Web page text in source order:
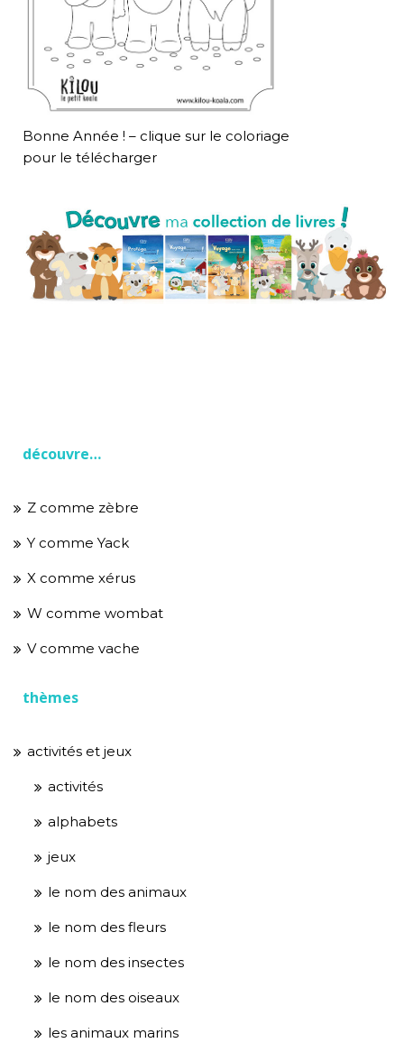
Bonne Année ! – clique sur le coloriage
pour le télécharger
découvre…
Z comme zèbre
Y comme Yack
X comme xérus
W comme wombat
V comme vache
thèmes
activités et jeux
activités
alphabets
jeux
le nom des animaux
le nom des fleurs
le nom des insectes
le nom des oiseaux
les animaux marins